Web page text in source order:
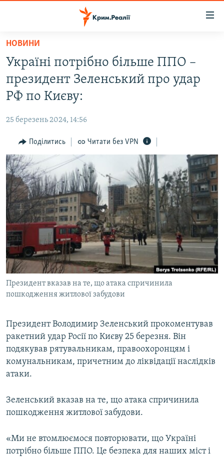
Перейти
основного
матеріалу
Перейти
до
основної
навігації
Перейти
до
пошуку
ВОДА.КРИМ
ВІДЕО ТА ФОТО
БЛОГИ
ПОГЛЯД
ІНТЕРВ'Ю
ВСЕ ЗА ДЕНЬ
СПЕЦПРОЕКТИ
ДЕПОРТАЦІЯ
ВІДЕОУРОКИ «ELIFBE»
СВІДЧЕННЯ ОКУПАЦІЇ
УКРАЇНСЬКА ПРОБЛЕМА КРИМУ
ІНФОГРАФІКА
ЯК ОБІЙТИ БЛОКУВАННЯ
Русский
Qırımtatar
ДОЛУЧАЙСЯ!
Усі сайти RFE/RL
НОВИНИ
Україні потрібно більше ППО –
президент Зеленський про удар
РФ по Києву:
25 березень 2024, 14:56
Поділитись Читати без VPN
Президент вказав на те, що атака спричинила
пошкодження житлової забудови
Президент Володимир Зеленський прокоментував
ракетний удар Росії по Києву 25 березня. Він
подякував рятувальникам, правоохоронцям і
комунальникам, причетним до ліквідації наслідків
атаки.
Зеленський вказав на те, що атака спричинила
пошкодження житлової забудови.
«Ми не втомлюємося повторювати, що Україні
потрібно більше ППО. Це безпека для наших міст і